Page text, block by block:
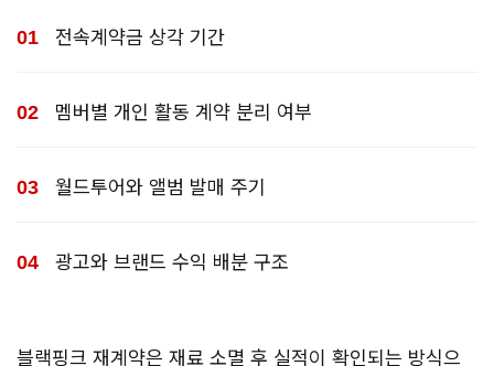
전속계약금 상각 기간
멤버별 개인 활동 계약 분리 여부
월드투어와 앨범 발매 주기
광고와 브랜드 수익 배분 구조
블랙핑크 재계약은 재료 소멸 후 실적이 확인되는 방식으